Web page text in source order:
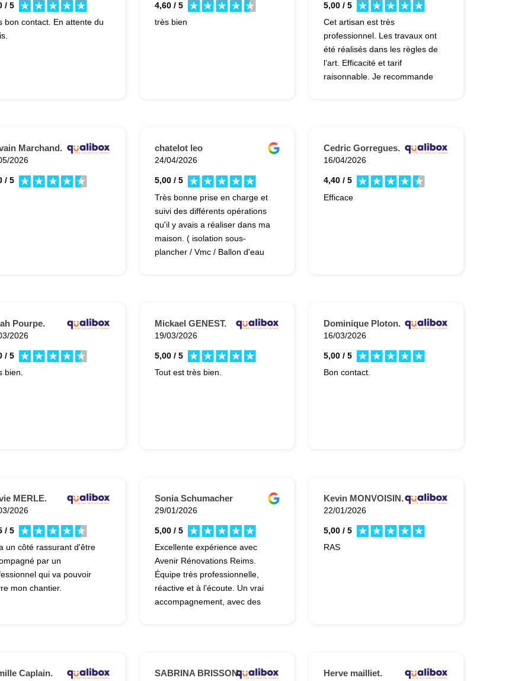
/ 5
bon contact. En attente du
4,60 / 5
très bien
5,00 / 5
Cet artisan est très
professionnel. Les travaux ont
été réalisés dans les règles de
l’art. Efficacité et tarif
raisonnable. Je recommande
Marchand.
2026
/ 5
chatelot leo
24/04/2026
5,00 / 5
Très bonne prise en charge et
suivi des différents opérations
qu'il y avais a réaliser dans ma
maison. ( isolation sous-
plancher / Vmc / Ballon d'eau
Cedric Gorregues.
16/04/2026
4,40 / 5
Efficace
Pourpe.
2026
/ 5
bien.
Mickael GENEST.
19/03/2026
5,00 / 5
Tout est très bien.
Dominique Ploton.
16/03/2026
5,00 / 5
Bon contact.
MERLE.
2026
/ 5
un côté rassurant d'être
par un
qui va pouvoir
mon chantier.
Sonia Schumacher
29/01/2026
5,00 / 5
Excellente expérience avec
Avenir Rénovations Reims.
Équipe très professionnelle,
réactive et à l’écoute. Un vrai
accompagnement, avec des
professionnalisme.
Kevin MONVOISIN.
22/01/2026
5,00 / 5
RAS
Caplain. SABRINA BRISSON. Herve mailliet.